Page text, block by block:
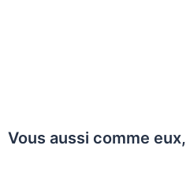
Vous aussi comme eux,